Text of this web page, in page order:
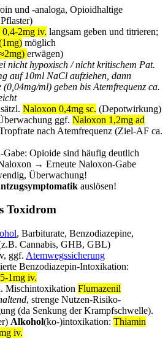
und -analoga, Opioidhaltige
2mg iv. langsam geben und titrieren;
möglich
erwägen)
nicht hypoxisch / nicht kritischem Pat.
auf 10ml NaCl aufziehen, dann
ml) geben bis Atemfrequenz ca.
Naloxon 0,4mg sc. (Depotwirkung)
ggf. Naloxon 1,2mg ad
nach Atemfrequenz (Ziel-AF ca.
Opioide sind häufig deutlich
→ Erneute Naloxon-Gabe
Überwachung!
auslösen!
Toxidrom
, Barbiturate, Benzodiazepine,
Cannabis, GHB, GBL)
ggf. Atemwegssicherung
Benzodiazepin-Intoxikation:
1mg iv.
Mischintoxikation Flumazenil
, strenge Nutzen-Risiko-
(da Senkung der Krampfschwelle).
Alkohol(ko-)intoxikation: Thiamin
iv.